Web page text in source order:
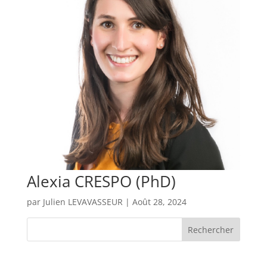
Alexia CRESPO (PhD)
par Julien LEVAVASSEUR | Août 28, 2024
Rechercher